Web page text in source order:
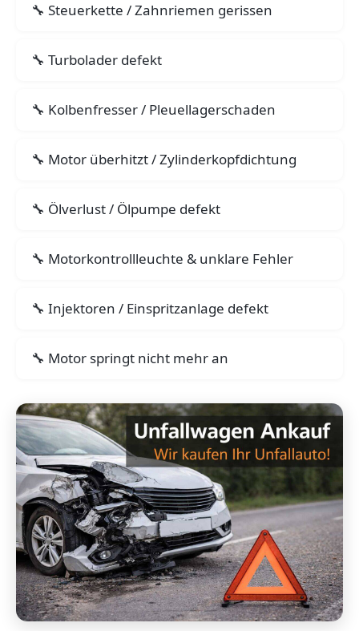
Steuerkette / Zahnriemen gerissen
Turbolader defekt
Kolbenfresser / Pleuellagerschaden
Motor überhitzt / Zylinderkopfdichtung
Ölverlust / Ölpumpe defekt
Motorkontrollleuchte & unklare Fehler
Injektoren / Einspritzanlage defekt
Motor springt nicht mehr an